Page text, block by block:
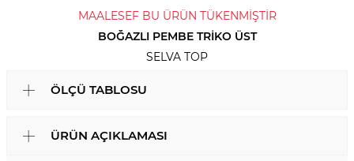
MAALESEF BU ÜRÜN TÜKENMİŞTİR
BOĞAZLI PEMBE TRIKO ÜST
SELVA TOP
ÖLÇÜ TABLOSU
ÜRÜN AÇIKLAMASI